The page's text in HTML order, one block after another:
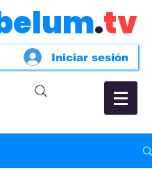
.tv
Iniciar sesión